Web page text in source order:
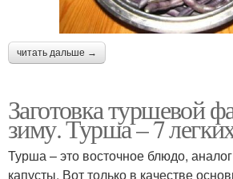
читать дальше →
Заготовка туршевой
зиму. Турша – 7
Турша – это восточное блюдо,
капусты. Вот только в качестве